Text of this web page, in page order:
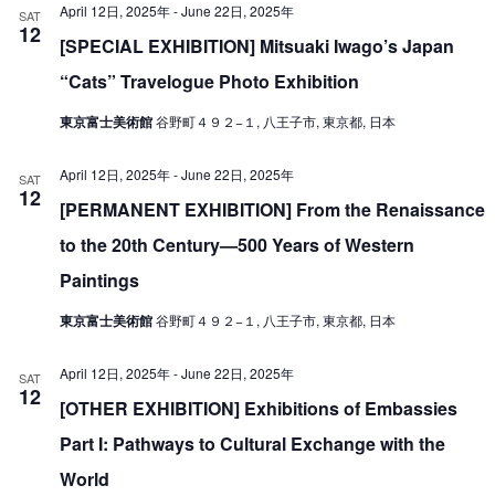
n
w
g
a
SAT
12
[SPECIAL EXHIBITION] Mitsuaki Iwago’s Japan
“Cats” Travelogue Photo Exhibition
April 12日, 2025年-June 22日, 2025年
東京富士美術館谷野町４９２−１, 八王子市, 東京都, 日本
SAT
12
[PERMANENT EXHIBITION] From the Renaissance
to the 20th Century—500 Years of Western
Paintings
April 12日, 2025年-June 22日, 2025年
東京富士美術館谷野町４９２−１, 八王子市, 東京都, 日本
SAT
12
[OTHER EXHIBITION] Exhibitions of Embassies
Part I: Pathways to Cultural Exchange with the
World
April 12日, 2025年-June 22日, 2025年